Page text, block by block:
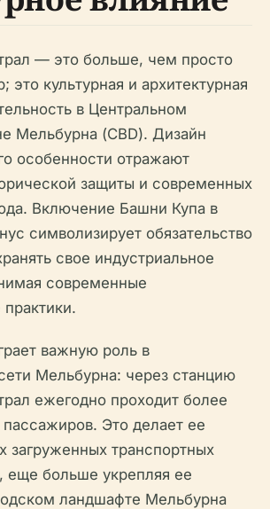
— это больше, чем просто
это культурная и архитектурная
в Центральном
Мельбурна (CBD). Дизайн
особенности отражают
защиты и современных
Включение Башни Купа в
символизирует обязательство
свое индустриальное
современные
важную роль в
Мельбурна: через станцию
ежегодно проходит более
Это делает ее
загруженных транспортных
еще больше укрепляя ее
ландшафте Мельбурна